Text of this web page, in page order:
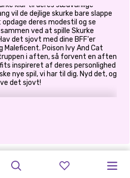
klar til deres sædvanlige
vil de dejlige skurke bare slappe
deres modestil og se
ved at spille Skurke
det sjovt med dine BFF'er
Maleficent. Poison Ivy And Cat
i aften, så forvent en aften
inspireret af deres personlighed
nye spil, vi har til dig. Nyd det, og
det sjovt!
DUKKE
DET
FOR
ELIZA